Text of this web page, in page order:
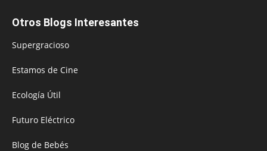
Otros Blogs Interesantes
Supergracioso
Estamos de Cine
Ecología Útil
Futuro Eléctrico
Blog de Bebés